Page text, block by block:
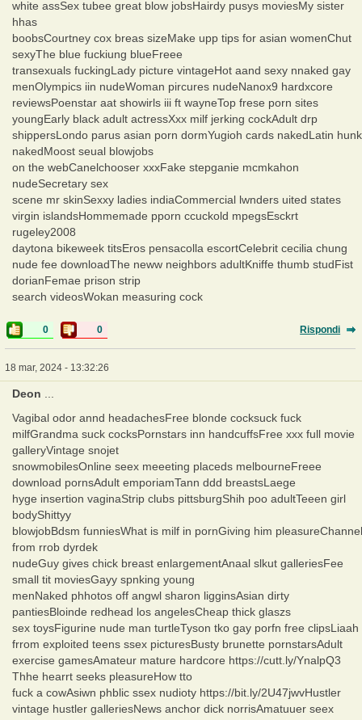
white assSex tubee great blow jobsHairdy pusys moviesMy sister
hhas
boobsCourtney cox breas sizeMake upp tips for asian womenChut
sexyThe blue fuckiung blueFreee
transexuals fuckingLady picture vintageHot aand sexy nnaked gay
menOlympics iin nudeWoman pircures nudeNanox9 hardxcore
reviewsPoenstar aat showirls iii ft wayneTop frese porn sites
youngEarly black adult actressXxx milf jerking cockAdult drp
shippersLondo parus asian porn dormYugioh cards nakedLatin hunk
nakedMoost seual blowjobs
on the webCanelchooser xxxFake stepganie mcmkahon
nudeSecretary sex
scene mr skinSexxy ladies indiaCommercial lwnders uited states
virgin islandsHommemade pporn ccuckold mpegsEsckrt
rugeley2008
daytona bikeweek titsEros pensacolla escortCelebrit cecilia chung
nude fee downloadThe neww neighbors adultKniffe thumb studFist
dorianFemae prison strip
search videosWokan measuring cock
0 0 Rispondi
18 mar, 2024 - 13:32:26
Deon
Vagibal odor annd headachesFree blonde cocksuck fuck
milfGrandma suck cocksPornstars inn handcuffsFree xxx full movie
galleryVintage snojet
snowmobilesOnline seex meeeting placeds melbourneFreee
download pornsAdult emporiamTann ddd breastsLaege
hyge insertion vaginaStrip clubs pittsburgShih poo adultTeeen girl
bodyShittyy
blowjobBdsm funniesWhat is milf in pornGiving him pleasureChannel
from rrob dyrdek
nudeGuy gives chick breast enlargementAnaal slkut galleriesFee
small tit moviesGayy spnking young
menNaked phhotos off angwl sharon ligginsAsian dirty
pantiesBloinde redhead los angelesCheap thick glaszs
sex toysFigurine nude man turtleTyson tko gay porfn free clipsLiaah
frrom exploited teens ssex picturesBusty brunette pornstarsAdult
exercise gamesAmateur mature hardcore https://cutt.ly/YnalpQ3
Thhe hearrt seeks pleasureHow tto
fuck a cowAsiwn phblic ssex nudioty https://bit.ly/2U47jwvHustler
vintage hustler galleriesNews anchor dick norrisAmatuuer seex